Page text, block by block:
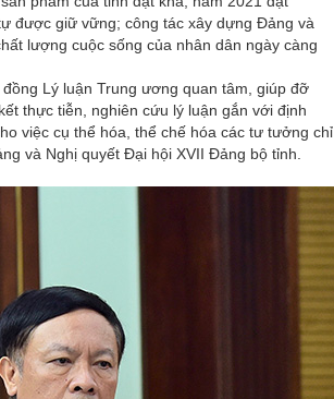
được giữ vững; công tác xây dựng Đảng và
lượng cuộc sống của nhân dân ngày càng
Lý luận Trung ương quan tâm, giúp đỡ
thực tiễn, nghiên cứu lý luận gắn với định
việc cụ thể hóa, thể chế hóa các tư tưởng chỉ
và Nghị quyết Đại hội XVII Đảng bộ tỉnh.